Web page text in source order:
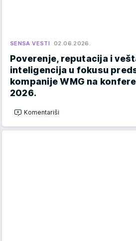
SENSA VESTI 02.06.2026.
Poverenje, reputacija i
inteligencija u fokusu
kompanije WMG na
2026.
Komentariši